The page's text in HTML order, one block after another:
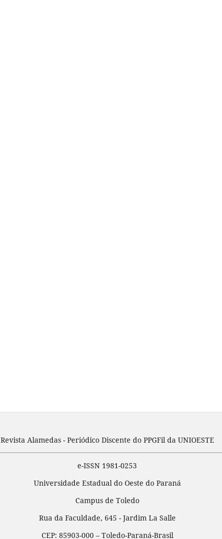
Revista Alamedas - Periódico Discente do PPGFil da UNIOESTE
e-ISSN 1981-0253
Universidade Estadual do Oeste do Paraná
Campus de Toledo
Rua da Faculdade, 645 - Jardim La Salle
CEP: 85903-000 – Toledo-Paraná-Brasil